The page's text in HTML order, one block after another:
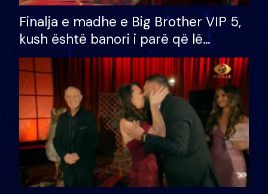
Finalja e madhe e Big Brother VIP 5,
kush është banori i parë që lë
shtëpinë dhe humb mundësinë për
të fituar çmimin e madh